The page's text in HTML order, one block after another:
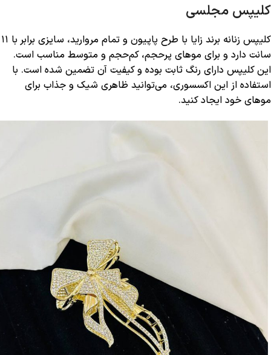
کلیپس مجلسی
کلیپس زنانه برند زایا با طرح پاپیون و تمام مروارید، سایزی برابر با ۱۱
سانت دارد و برای موهای پرحجم، کم‌حجم و متوسط مناسب است.
این کلیپس دارای رنگ ثابت بوده و کیفیت آن تضمین شده است. با
استفاده از این اکسسوری، می‌توانید ظاهری شیک و جذاب برای
موهای خود ایجاد کنید.